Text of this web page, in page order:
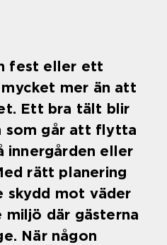
fest eller ett
mer än att
Ett bra tält blir
som går att flytta
innergården eller
rätt planering
skydd mot väder
miljö där gästerna
När någon